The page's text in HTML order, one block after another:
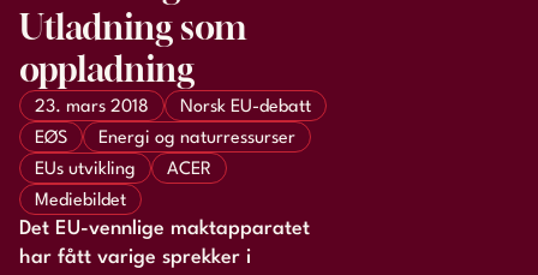
Utladning som
oppladning
23. mars 2018
Norsk EU-debatt
EØS
Energi og naturressurser
EUs utvikling
ACER
Mediebildet
Det EU-vennlige maktapparatet
har fått varige sprekker i